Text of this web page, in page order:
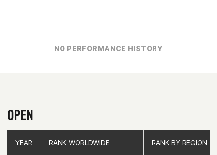
NO PERFORMANCE HISTORY
OPEN
YEAR RANK WORLDWIDE RANK BY REGION
YEAR RANK WORLDWIDE RANK BY REGION